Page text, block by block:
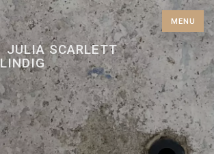
JULIA SCARLETT
LINDIG
MENU